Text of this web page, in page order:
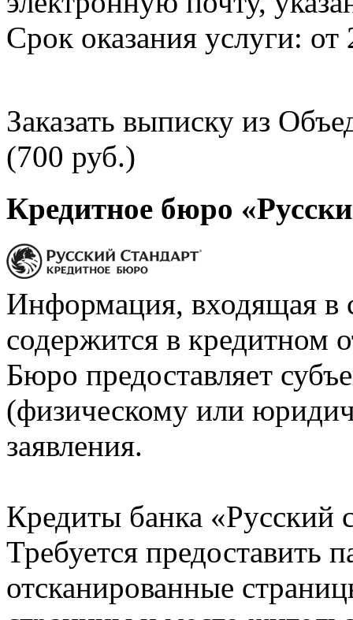
Срок оказания услуги: от
Заказать выписку из
(700 руб.)
Кредитное бюро
Информация, входящая в
содержится в кредитном
Бюро предоставляет
(физическому или
заявления.
Кредиты банка «Русский
Требуется предоставить
отсканированные